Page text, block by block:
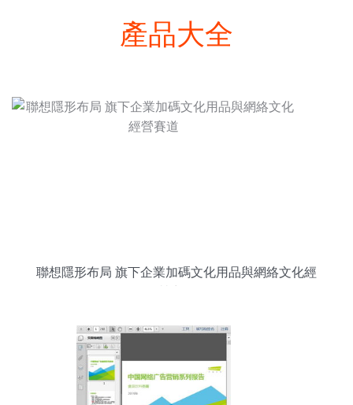
產品大全
聯想隱形布局 旗下企業加碼文化用品與網絡文化經